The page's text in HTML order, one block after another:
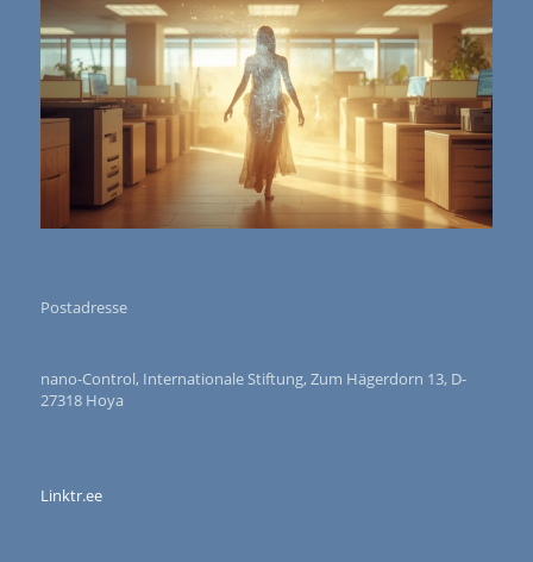
Postadresse
nano-Control, Internationale Stiftung, Zum Hägerdorn 13, D-
27318 Hoya
Linktr.ee